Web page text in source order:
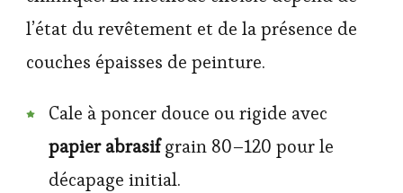
l’état du revêtement et de la présence de
couches épaisses de peinture.
Cale à poncer douce ou rigide avec
papier abrasifgrain 80–120 pour le
décapage initial.